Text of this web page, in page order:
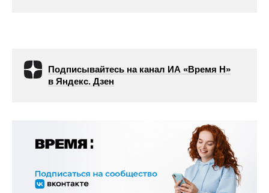
Подписывайтесь на канал ИА «Время Н»
в Яндекс. Дзен